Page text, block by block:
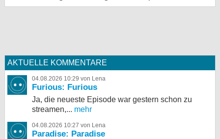
AKTUELLE KOMMENTARE
04.08.2026 10:29 von Lena
Furious: Furious
Ja, die neueste Episode war gestern schon zu
streamen,... mehr
04.08.2026 10:27 von Lena
Paradise: Paradise